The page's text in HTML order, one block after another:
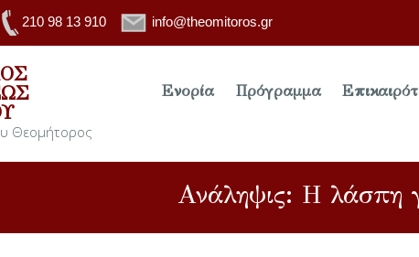
210 98 13 910 info@theomitoros.gr
Θεομήτορος
Ενορία Πρόγραμμα
Ανάληψις: Η λάσπη